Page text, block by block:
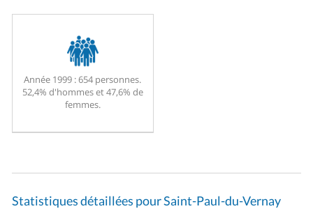
Année 1999 :654 personnes.
52,4% d'hommes et 47,6% de
femmes.
Statistiques détaillées pour Saint-Paul-du-Vernay